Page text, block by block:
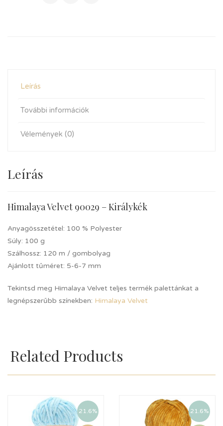
Leírás
További információk
Vélemények (0)
Leírás
Himalaya Velvet 90029 – Királykék
Anyagösszetétel: 100 % Polyester
Súly: 100 g
Szálhossz: 120 m / gombolyag
Ajánlott tűméret: 5-6-7 mm
Tekintsd meg Himalaya Velvet teljes termék palettánkat a
legnépszerűbb színekben: Himalaya Velvet
Related Products
21.6% 21.6%